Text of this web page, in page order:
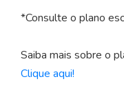
*Consulte o plano
Saiba mais sobre o
Clique aqui!